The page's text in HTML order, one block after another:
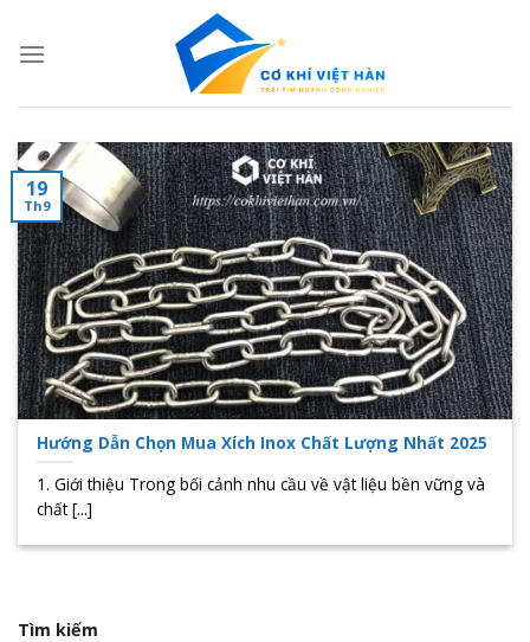
Hướng Dẫn Chọn Mua Xích Inox Chất Lượng Nhất 2025
1. Giới thiệu Trong bối cảnh nhu cầu về vật liệu bền vững và
chất [...]
19
Th9
Tìm kiếm